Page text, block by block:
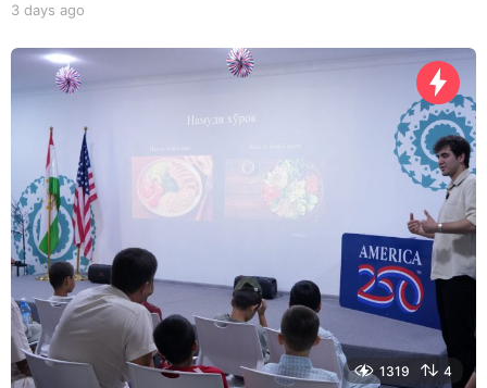
3 days ago
a
g
o
1319 4